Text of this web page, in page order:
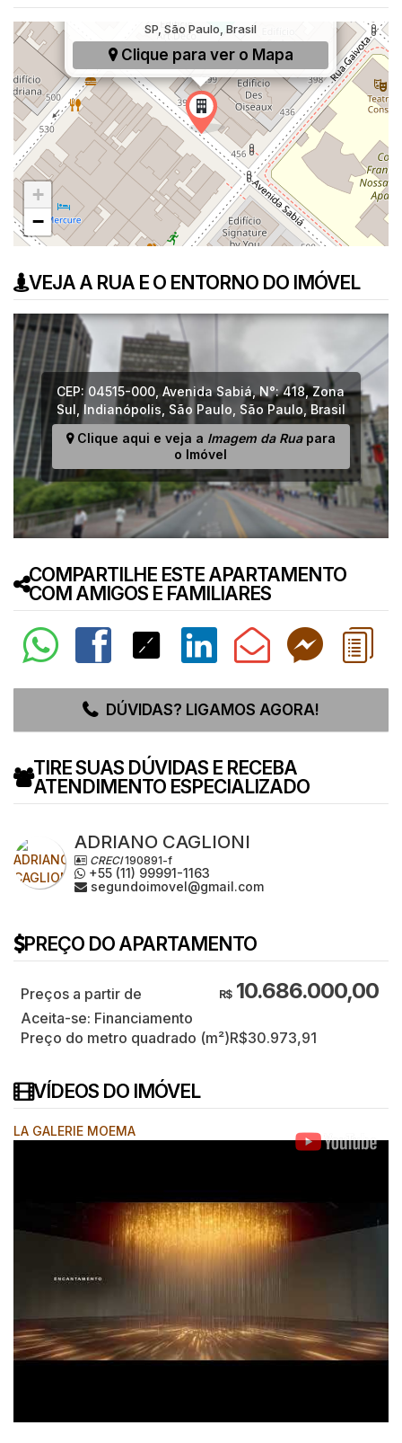
Avenida Sabiá, 418, Indianópolis, São Paulo,
SP, São Paulo, Brasil
Clique para ver o Mapa
+
−
VEJA A RUA E O ENTORNO DO IMÓVEL
CEP: 04515-000 ,Avenida Sabiá,N°:418,Zona
Sul ,Indianópolis São Paulo São Paulo Brasil
Clique aqui e veja a Imagem da Ruapara
o Imóvel
COMPARTILHE ESTE APARTAMENTO
COM AMIGOS E FAMILIARES
DÚVIDAS? LIGAMOS AGORA!
TIRE SUAS DÚVIDAS E RECEBA
ATENDIMENTO ESPECIALIZADO
ADRIANO CAGLIONI
CRECI190891-f
+55 (11) 99991-1163
segundoimovel@gmail.com
PREÇO DO APARTAMENTO
R$10.686.000,00
Aceita-se: Financiamento
Preço do metro quadrado (m²)R$30.973,91
VÍDEOS DO IMÓVEL
LA GALERIE MOEMA